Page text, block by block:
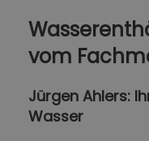
vom
Jürgen Ahlers:
Wasser